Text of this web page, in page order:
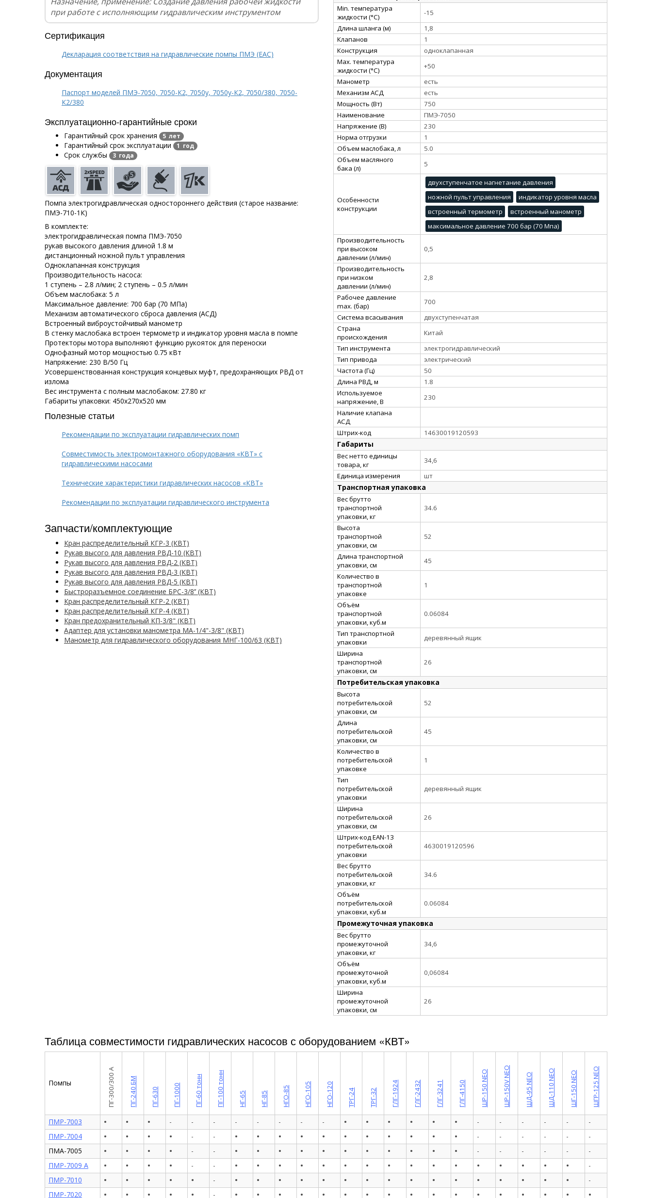
при работе с исполняющим гидравлическим инструментом
Сертификация
Декларация соответствия на гидравлические помпы ПМЭ (EAC)
Документация
Паспорт моделей ПМЭ-7050, 7050-К2, 7050у, 7050у-К2, 7050/380, 7050-
К2/380
Эксплуатационно-гарантийные сроки
Гарантийный срок хранения 5 лет
Гарантийный срок эксплуатации 1 год
Срок службы 3 года
Помпа электрогидравлическая одностороннего действия (старое название:
ПМЭ-710-1К)
В комплекте:
электрогидравлическая помпа ПМЭ-7050
рукав высокого давления длиной 1.8 м
дистанционный ножной пульт управления
Одноклапанная конструкция
Производительность насоса:
1 ступень – 2.8 л/мин; 2 ступень – 0.5 л/мин
Объем маслобака: 5 л
Максимальное давление: 700 бар (70 МПа)
Механизм автоматического сброса давления (АСД)
Встроенный виброустойчивый манометр
В стенку маслобака встроен термометр и индикатор уровня маcла в помпе
Протекторы мотора выполняют функцию рукояток для переноски
Однофазный мотор мощностью 0.75 кВт
Напряжение: 230 В/50 Гц
Усовершенствованная конструкция концевых муфт, предохраняющих РВД от
излома
Вес инструмента с полным маслобаком: 27.80 кг
Габариты упаковки: 450х270х520 мм
Полезные статьи
Рекомендации по эксплуатации гидравлических помп
Совместимость электромонтажного оборудования «КВТ» с
гидравлическими насосами
Технические характеристики гидравлических насосов «КВТ»
Рекомендации по эксплуатации гидравлического инструмента
Запчасти/комплектующие
Кран распределительный КГР-3 (КВТ)
Рукав высого для давления РВД-10 (КВТ)
Рукав высого для давления РВД-2 (КВТ)
Рукав высого для давления РВД-3 (КВТ)
Рукав высого для давления РВД-5 (КВТ)
Быстроразъемное соединение БРС-3/8’’ (КВТ)
Кран распределительный КГР-2 (КВТ)
Кран распределительный КГР-4 (КВТ)
Кран предохранительный КП-3/8" (КВТ)
Адаптер для установки манометра МА-1/4"-3/8" (КВТ)
Манометр для гидравлического оборудования МНГ-100/63 (КВТ)
Min. температура
жидкости (°С)
-15
Длина шланга (м)
1,8
Клапанов
1
Конструкция
одноклапанная
Мax. температура
жидкости (°С)
+50
Манометр
есть
Механизм АСД
есть
Мощность (Вт)
750
Наименование
ПМЭ-7050
Напряжение (В)
230
Норма отгрузки
1
Объем маслобака, л
5.0
Объем масляного
бака (л)
5
Особенности
конструкции
двухступенчатое нагнетание давления
ножной пульт управления
индикатор уровня масла
встроенный термометр
встроенный манометр
максимальное давление 700 бар (70 Мпа)
Производительность
при высоком
давлении (л/мин)
0,5
Производительность
при низком
давлении (л/мин)
2,8
Рабочее давление
max. (бар)
700
Система всасывания
двухступенчатая
Страна
происхождения
Китай
Тип инструмента
электрогидравлический
Тип привода
электрический
Частота (Гц)
50
Длина РВД, м
1.8
Используемое
напряжение, В
230
Наличие клапана
АСД
Штрих-код
14630019120593
Габариты
Вес нетто единицы
товара, кг
34,6
Единица измерения
шт
Транспортная упаковка
Вес брутто
транспортной
упаковки, кг
34.6
Высота
транспортной
упаковки, см
52
Длина транспортной
упаковки, см
45
Количество в
транспортной
упаковке
1
Объём
транспортной
упаковки, куб.м
0.06084
Тип транспортной
упаковки
деревянный ящик
Ширина
транспортной
упаковки, см
26
Потребительская упаковка
Высота
потребительской
упаковки, см
52
Длина
потребительской
упаковки, см
45
Количество в
потребительской
упаковке
1
Тип
потребительской
упаковки
деревянный ящик
Ширина
потребительской
упаковки, см
26
Штрих-код EAN-13
потребительской
упаковки
4630019120596
Вес брутто
потребительской
упаковки, кг
34.6
Объём
потребительской
упаковки, куб.м
0.06084
Промежуточная упаковка
Вес брутто
промежуточной
упаковки, кг
34,6
Объём
промежуточной
упаковки, куб.м
0,06084
Ширина
промежуточной
упаковки, см
26
Таблица совместимости гидравлических насосов с оборудованием «КВТ»
Помпы ПГ-300/300 А ПГ-240 БМ ПГ-630 ПГ-1000 ПГ-60 тонн ПГ-100 тонн НГ-65 НГ-85 НГО-85 НГО-105 НГО-120 ТРГ-24 ТРГ-32 ГЛГ-1924 ГЛГ-2432 ГЛГ-3241 ГЛГ-4150 ШР-150 NEO ШР-150V NEO ШД-95 NEO ШД-110 NEO ШГ-150 NEO ШГР-125 NEO
ПМР-7003 • • • - - - - - - - - • • • • • • - - - - -
-
ПМР-7004
• • • • - - • • • • • • • • • • • - - - - -
-
ПМА-7005
• • • • - - • • • • • • • • • • • - - - - -
-
ПМР-7009 А
• • • • - - • • • • • • • • • • • • • • • •
-
ПМР-7010
• • • • • - • • • • • • • • • • • • • • • •
-
ПМР-7020
• • • • • - • • • • • • • • • • • • • • • • •